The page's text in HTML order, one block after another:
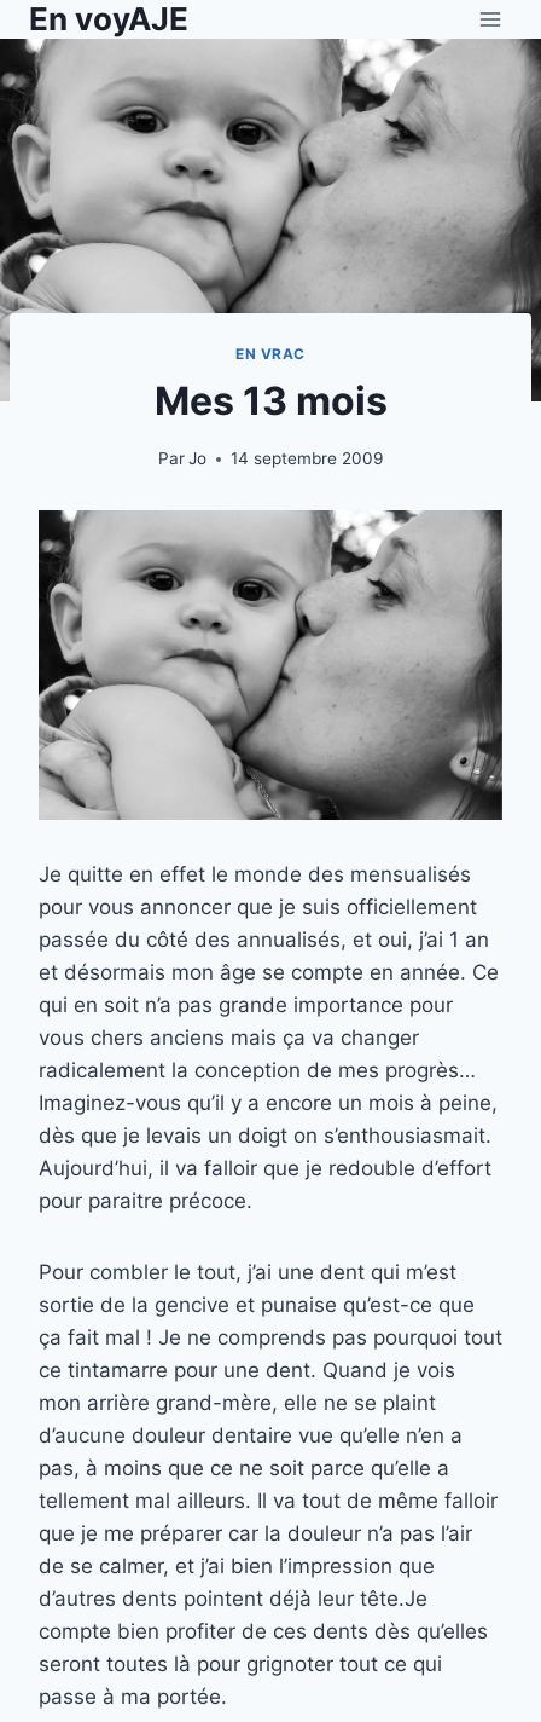
Aller
contenu
En voyAJE
EN VRAC
Mes 13 mois
ParJo 14 septembre 2009
Je quitte en effet le monde des mensualisés
pour vous annoncer que je suis officiellement
passée du côté des annualisés, et oui, j’ai 1 an
et désormais mon âge se compte en année. Ce
qui en soit n’a pas grande importance pour
vous chers anciens mais ça va changer
radicalement la conception de mes progrès…
Imaginez-vous qu’il y a encore un mois à peine,
dès que je levais un doigt on s’enthousiasmait.
Aujourd’hui, il va falloir que je redouble d’effort
pour paraitre précoce.
Pour combler le tout, j’ai une dent qui m’est
sortie de la gencive et punaise qu’est-ce que
ça fait mal ! Je ne comprends pas pourquoi tout
ce tintamarre pour une dent. Quand je vois
mon arrière grand-mère, elle ne se plaint
d’aucune douleur dentaire vue qu’elle n’en a
pas, à moins que ce ne soit parce qu’elle a
tellement mal ailleurs. Il va tout de même falloir
que je me préparer car la douleur n’a pas l’air
de se calmer, et j’ai bien l’impression que
d’autres dents pointent déjà leur tête.Je
compte bien profiter de ces dents dès qu’elles
seront toutes là pour grignoter tout ce qui
passe à ma portée.